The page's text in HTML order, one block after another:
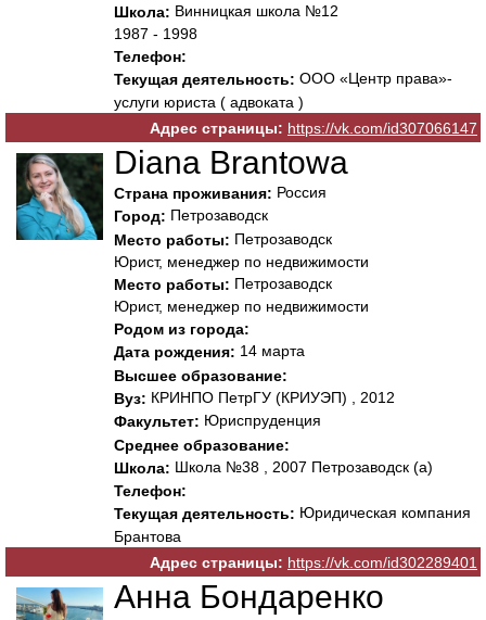
Школа: Винницкая школа №12
1987 - 1998
Телефон:
Текущая деятельность: ООО «Центр права»-
услуги юриста ( адвоката )
Адрес страницы: https://vk.com/id307066147
Diana Brantowa
Страна проживания: Россия
Город: Петрозаводск
Место работы: Петрозаводск
Юрист, менеджер по недвижимости
Место работы: Петрозаводск
Юрист, менеджер по недвижимости
Родом из города:
Дата рождения: 14 марта
Высшее образование:
Вуз: КРИНПО ПетрГУ (КРИУЭП) , 2012
Факультет: Юриспруденция
Среднее образование:
Школа: Школа №38 , 2007 Петрозаводск (а)
Телефон:
Текущая деятельность: Юридическая компания
Брантова
Адрес страницы: https://vk.com/id302289401
Анна Бондаренко